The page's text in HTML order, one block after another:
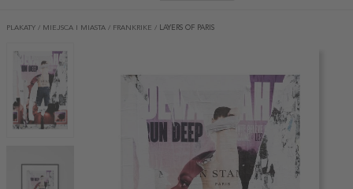
PLAKATY / MIEJSCA I MIASTA / FRANKRIKE / LAYERS OF PARIS